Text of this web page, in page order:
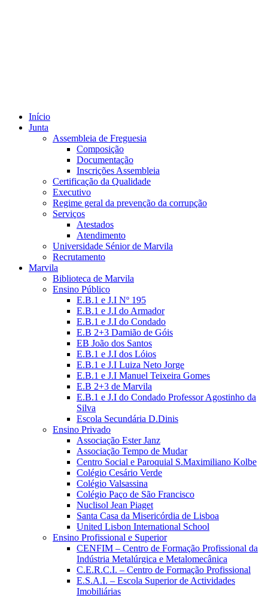
Início
Junta
Assembleia de Freguesia
Composição
Documentação
Inscrições Assembleia
Certificação da Qualidade
Executivo
Regime geral da prevenção da corrupção
Serviços
Atestados
Atendimento
Universidade Sénior de Marvila
Recrutamento
Marvila
Biblioteca de Marvila
Ensino Público
E.B.1 e J.I Nº 195
E.B.1 e J.I do Armador
E.B.1 e J.I do Condado
E.B 2+3 Damião de Góis
EB João dos Santos
E.B.1 e J.I dos Lóios
E.B.1 e J.I Luiza Neto Jorge
E.B.1 e J.I Manuel Teixeira Gomes
E.B 2+3 de Marvila
E.B.1 e J.I do Condado Professor Agostinho da
Silva
Escola Secundária D.Dinis
Ensino Privado
Associação Ester Janz
Associação Tempo de Mudar
Centro Social e Paroquial S.Maximiliano Kolbe
Colégio Cesário Verde
Colégio Valsassina
Colégio Paço de São Francisco
Nuclisol Jean Piaget
Santa Casa da Misericórdia de Lisboa
United Lisbon International School
Ensino Profissional e Superior
CENFIM – Centro de Formação Profissional da
Indústria Metalúrgica e Metalomecânica
C.E.R.C.I. – Centro de Formação Profissional
E.S.A.I. – Escola Superior de Actividades
Imobiliárias